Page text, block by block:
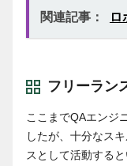
関連記事： ロ
フリーラン
ここまでQAエンジ
したが、十分なス
スとして活動する